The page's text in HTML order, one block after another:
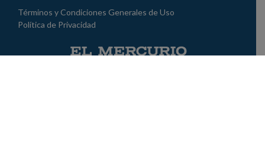
Términos y Condiciones Generales de Uso
Política de Privacidad